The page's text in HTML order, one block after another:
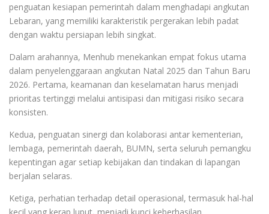
penguatan kesiapan pemerintah dalam menghadapi angkutan
Lebaran, yang memiliki karakteristik pergerakan lebih padat
dengan waktu persiapan lebih singkat.
Dalam arahannya, Menhub menekankan empat fokus utama
dalam penyelenggaraan angkutan Natal 2025 dan Tahun Baru
2026. Pertama, keamanan dan keselamatan harus menjadi
prioritas tertinggi melalui antisipasi dan mitigasi risiko secara
konsisten.
Kedua, penguatan sinergi dan kolaborasi antar kementerian,
lembaga, pemerintah daerah, BUMN, serta seluruh pemangku
kepentingan agar setiap kebijakan dan tindakan di lapangan
berjalan selaras.
Ketiga, perhatian terhadap detail operasional, termasuk hal-hal